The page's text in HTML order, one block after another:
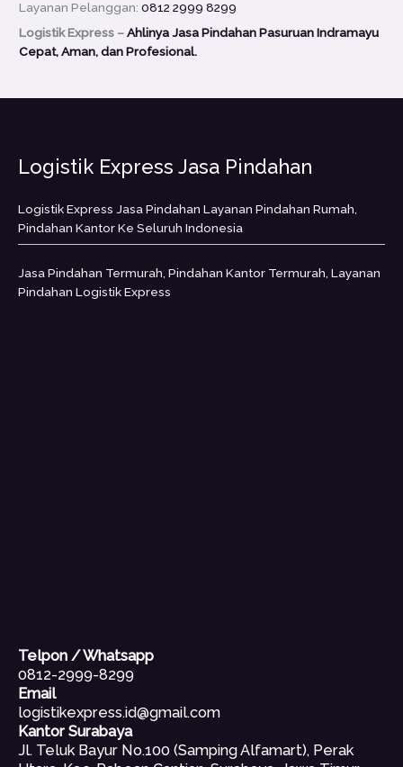
Layanan Pelanggan:0812 2999 8299
Logistik Express –Ahlinya Jasa Pindahan Pasuruan Indramayu
Cepat, Aman, dan Profesional.
Logistik Express Jasa Pindahan
Logistik Express Jasa Pindahan Layanan Pindahan Rumah,
Pindahan Kantor Ke Seluruh Indonesia
Jasa Pindahan Termurah, Pindahan Kantor Termurah, Layanan
Pindahan Logistik Express
Telpon / Whatsapp
0812-2999-8299
Email
logistikexpress.id@gmail.com
Kantor Surabaya
Jl. Teluk Bayur No.100 (Samping Alfamart), Perak